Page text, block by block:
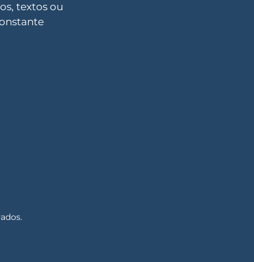
textos ou